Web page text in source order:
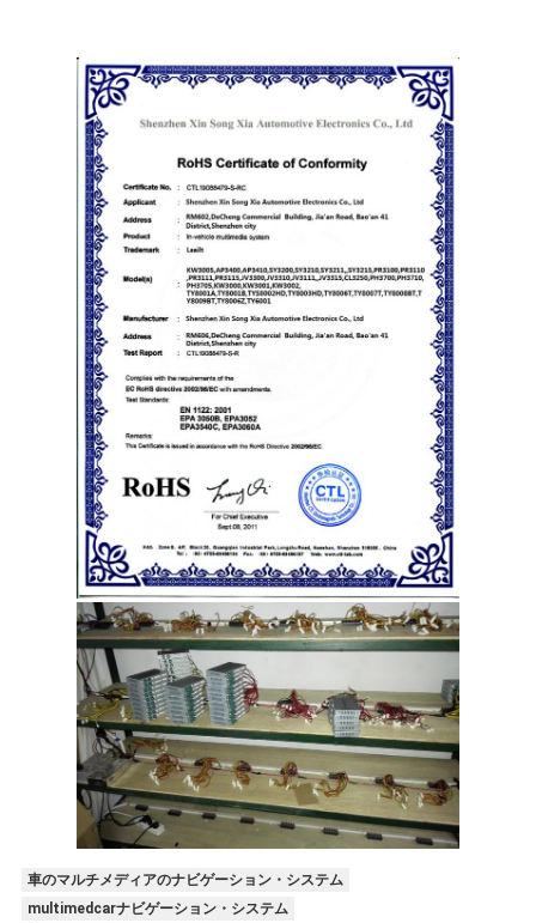
車のマルチメディアのナビゲーション・システム
multimedcarナビゲーション・システム